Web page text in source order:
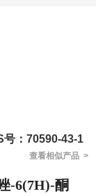
：70590-43-1
查看相似产品 >
-6(7H)-酮